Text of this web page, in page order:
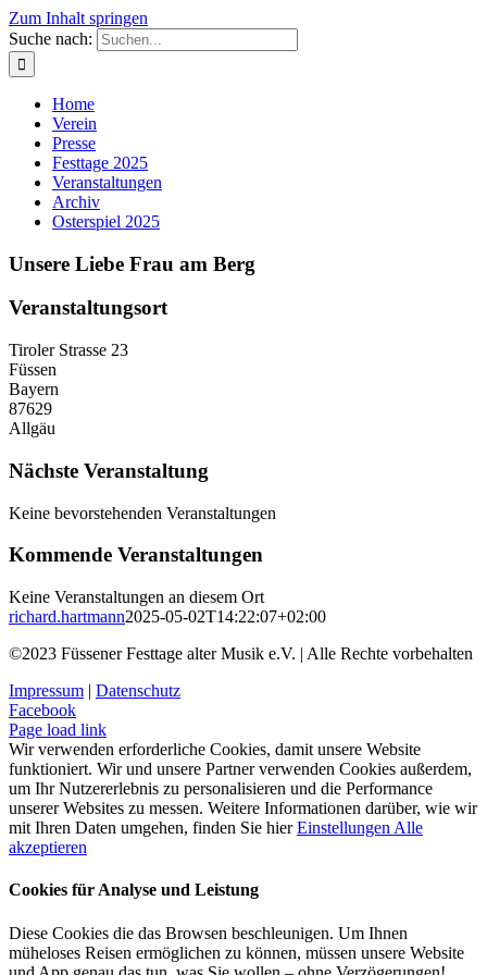
Zum Inhalt springen
Suche nach:
Home
Verein
Presse
Festtage 2025
Veranstaltungen
Archiv
Osterspiel 2025
Unsere Liebe Frau am Berg
Veranstaltungsort
Tiroler Strasse 23
Füssen
Bayern
87629
Allgäu
Nächste Veranstaltung
Keine bevorstehenden Veranstaltungen
Kommende Veranstaltungen
Keine Veranstaltungen an diesem Ort
richard.hartmann2025-05-02T14:22:07+02:00
©2023 Füssener Festtage alter Musik e.V. | Alle Rechte vorbehalten
Impressum | Datenschutz
Facebook
Page load link
Wir verwenden erforderliche Cookies, damit unsere Website
funktioniert. Wir und unsere Partner verwenden Cookies außerdem,
um Ihr Nutzererlebnis zu personalisieren und die Performance
unserer Websites zu messen. Weitere Informationen darüber, wie wir
mit Ihren Daten umgehen, finden Sie hierEinstellungen Alle
akzeptieren
Cookies für Analyse und Leistung
Diese Cookies die das Browsen beschleunigen. Um Ihnen
müheloses Reisen ermöglichen zu können, müssen unsere Website